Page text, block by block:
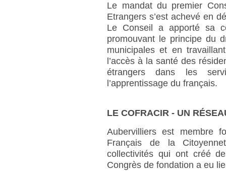
Le mandat du premier
Etrangers s’est achevé en
Le Conseil a apporté sa
promouvant le principe du
municipales et en
l’accès à la santé des
étrangers dans les
l’apprentissage du français.
LE COFRACIR - UN
Aubervilliers est membre
Français de la
collectivités qui ont créé
Congrès de fondation a eu